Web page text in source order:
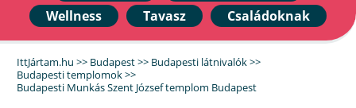
Wellness
Tavasz Családoknak
IttJártam.hu >> Budapest>> Budapesti látnivalók>>
Budapesti templomok>>
Budapesti Munkás Szent József templom Budapest